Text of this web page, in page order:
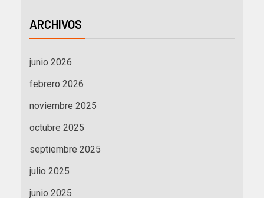
ARCHIVOS
junio 2026
febrero 2026
noviembre 2025
octubre 2025
septiembre 2025
julio 2025
junio 2025